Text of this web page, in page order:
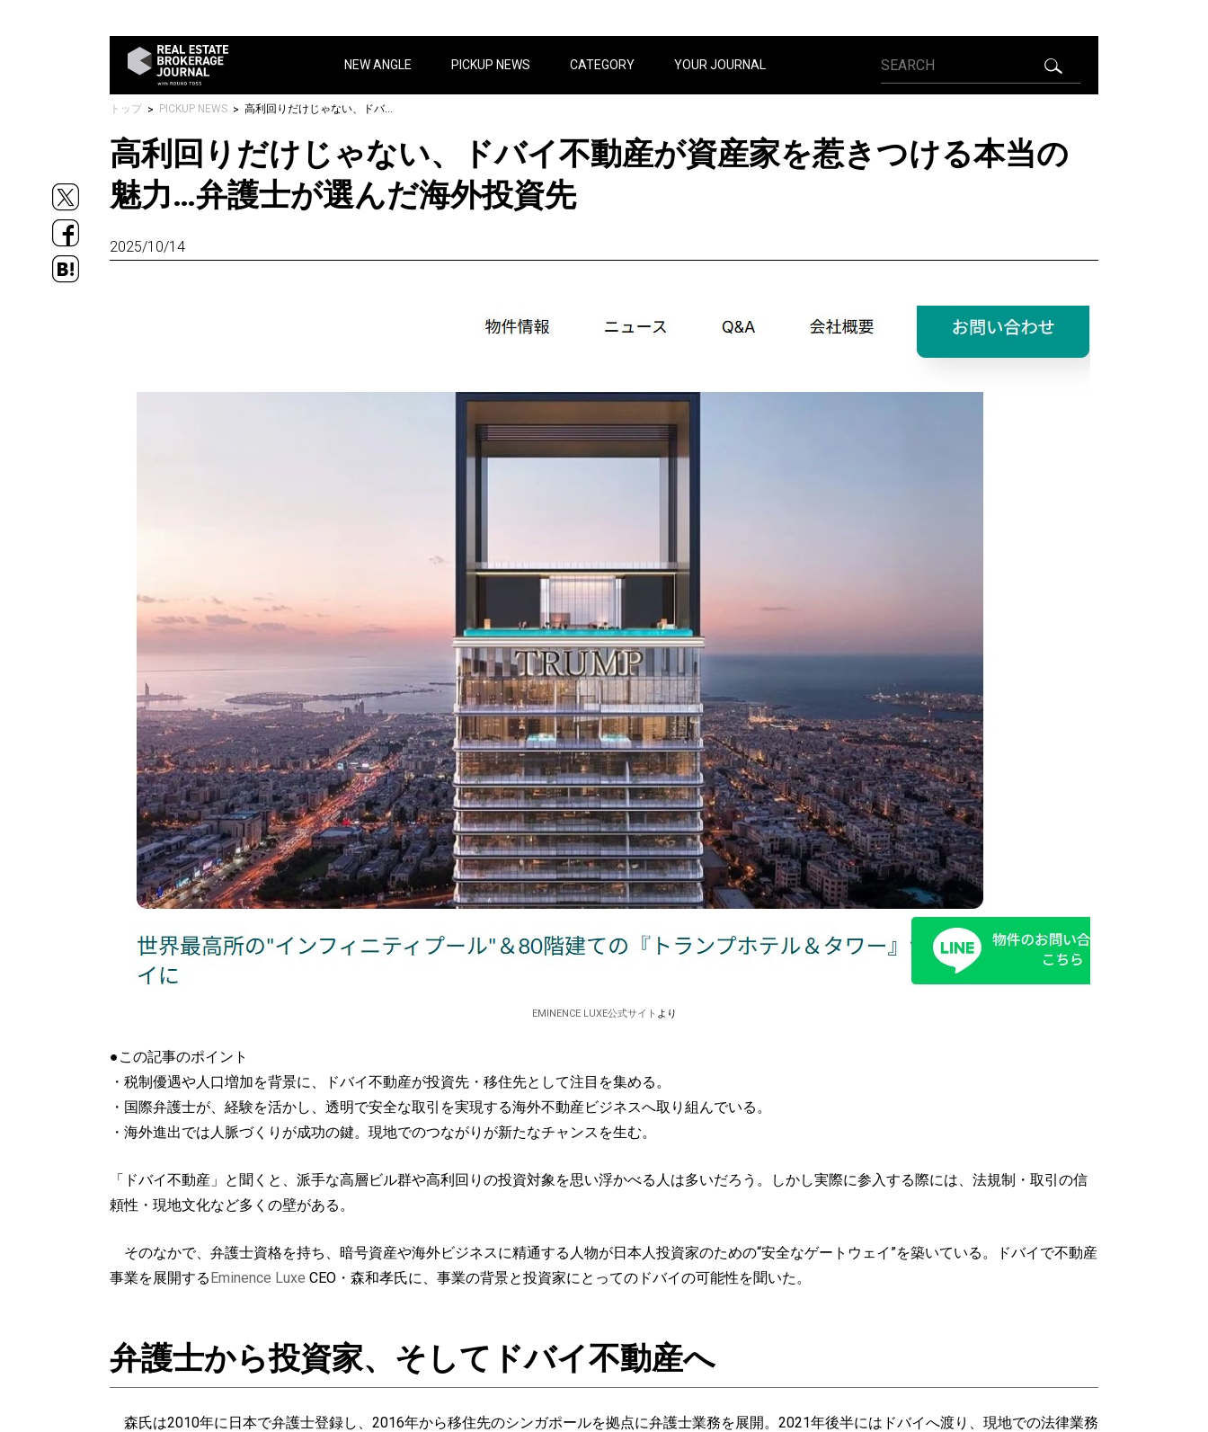
NEW ANGLE PICKUP NEWS CATEGORY YOUR JOURNAL
トップ PICKUP NEWS 高利回りだけじゃない、ドバイ不動産が資産家を惹きつける本当の魅力…弁護士が選んだ海外投資先
高利回りだけじゃない、ドバイ不動産が資産家を惹きつける本当の
魅力…弁護士が選んだ海外投資先
2025/10/14
EMINENCE LUXE公式サイト より
●この記事のポイント
・税制優遇や人口増加を背景に、ドバイ不動産が投資先・移住先として注目を集める。
・国際弁護士が、経験を活かし、透明で安全な取引を実現する海外不動産ビジネスへ取り組んでいる。
・海外進出では人脈づくりが成功の鍵。現地でのつながりが新たなチャンスを生む。
「ドバイ不動産」と聞くと、派手な高層ビル群や高利回りの投資対象を思い浮かべる人は多いだろう。しかし実際に参入する際には、法規制・取引の信
頼性・現地文化など多くの壁がある。
そのなかで、弁護士資格を持ち、暗号資産や海外ビジネスに精通する人物が日本人投資家のための“安全なゲートウェイ”を築いている。ドバイで不動産
事業を展開するEminence Luxe CEO・森和孝氏に、事業の背景と投資家にとってのドバイの可能性を聞いた。
弁護士から投資家、そしてドバイ不動産へ
森氏は2010年に日本で弁護士登録し、2016年から移住先のシンガポールを拠点に弁護士業務を展開。2021年後半にはドバイへ渡り、現地での法律業務